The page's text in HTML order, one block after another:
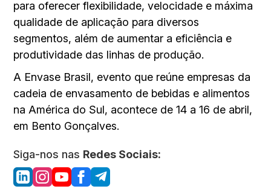
para oferecer flexibilidade, velocidade e máxima
qualidade de aplicação para diversos
segmentos, além de aumentar a eficiência e
produtividade das linhas de produção.
A Envase Brasil, evento que reúne empresas da
cadeia de envasamento de bebidas e alimentos
na América do Sul, acontece de 14 a 16 de abril,
em Bento Gonçalves.
Siga-nos nas Redes Sociais: